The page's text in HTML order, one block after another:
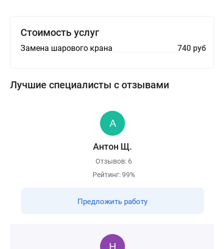
Стоимость услуг
Замена шарового крана 740 руб
Лучшие специалисты с отзывами
Антон Щ.
Отзывов: 6
Рейтинг: 99%
Предложить работу